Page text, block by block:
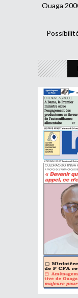
Ouaga